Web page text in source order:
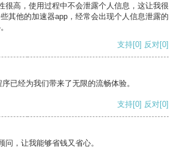
很高，使用过程中不会泄露个人信息，这让我很
其他的加速器app，经常会出现个人信息泄露的
支持[0] 反对[0]
已经为我们带来了无限的流畅体验。
支持[0] 反对[0]
问，让我能够省钱又省心。